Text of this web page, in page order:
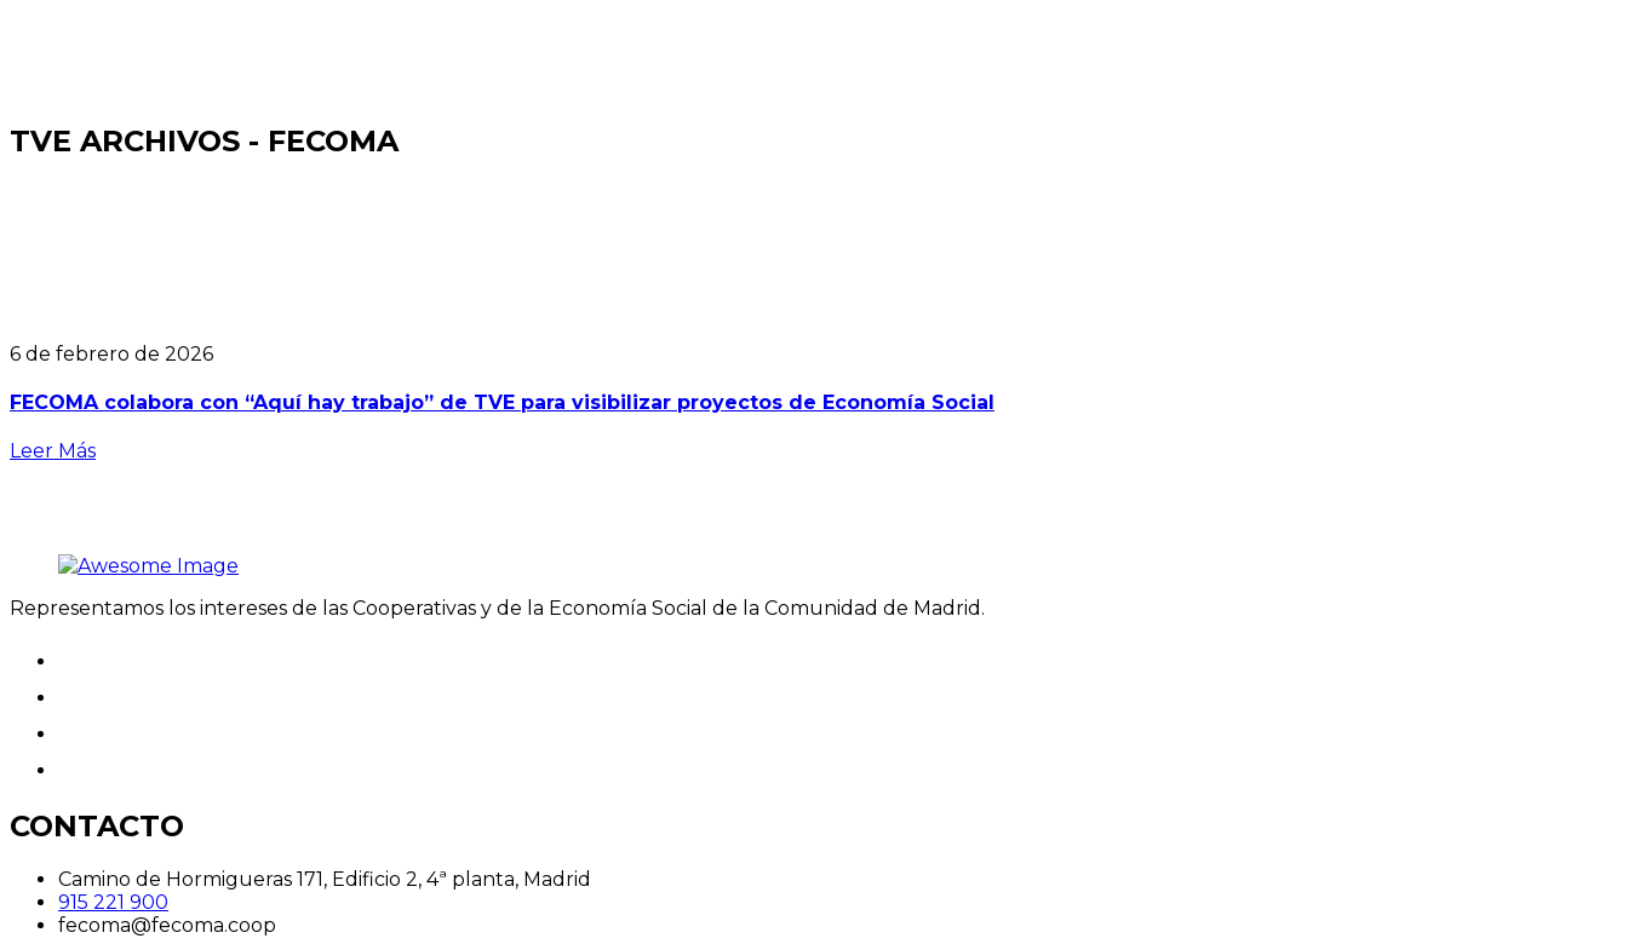
TVE ARCHIVOS - FECOMA
6 de febrero de 2026
FECOMA colabora con “Aquí hay trabajo” de TVE para visibilizar proyectos de Economía Social
Leer Más
Representamos los intereses de las Cooperativas y de la Economía Social de la Comunidad de Madrid.
CONTACTO
Camino de Hormigueras 171, Edificio 2, 4ª planta, Madrid
915 221 900
fecoma@fecoma.coop